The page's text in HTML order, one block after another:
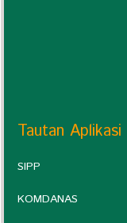
Tautan Aplikasi
SIPP
KOMDANAS